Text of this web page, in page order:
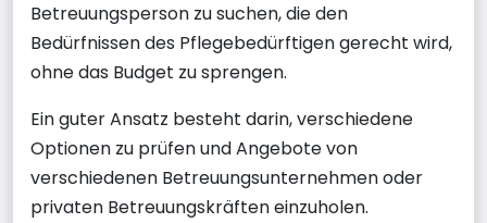
Betreuungsperson zu suchen, die den
Bedürfnissen des Pflegebedürftigen gerecht wird,
ohne das Budget zu sprengen.
Ein guter Ansatz besteht darin, verschiedene
Optionen zu prüfen und Angebote von
verschiedenen Betreuungsunternehmen oder
privaten Betreuungskräften einzuholen.